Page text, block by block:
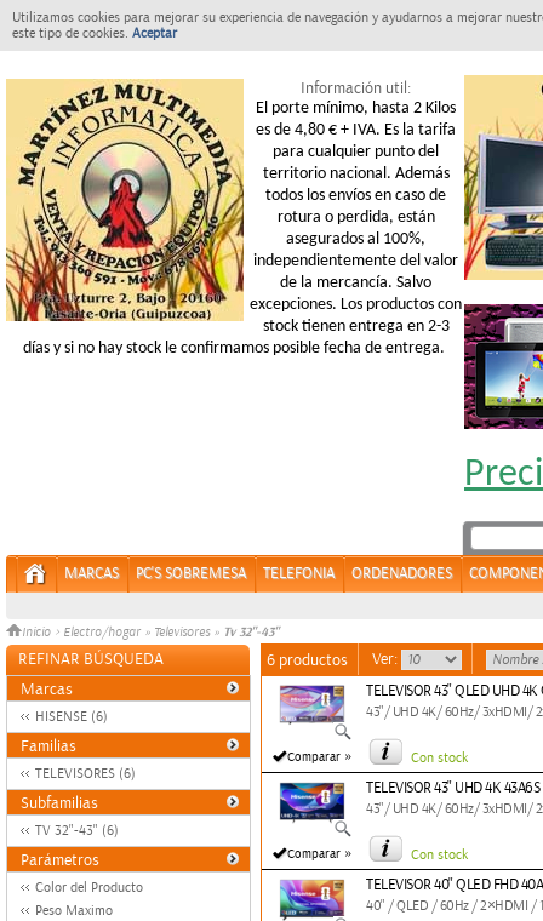
Utilizamos cookies para mejorar su experiencia de navegación y ayudarnos a mejorar
este tipo de cookies. Aceptar
Información util:
El porte mínimo, hasta 2 Kilos
es de 4,80 € + IVA. Es la tarifa
para cualquier punto del
territorio nacional. Además
todos los envíos en caso de
rotura o perdida, están
asegurados al 100%,
independientemente del valor
de la mercancía. Salvo
excepciones. Los productos con
stock tienen entrega en 2-3
días y si no hay stock le confirmamos posible fecha de entrega.
MARCAS PC'S SOBREMESA TELEFONIA ORDENADORES
Inicio > Electro/hogar » Televisores » Tv 32"-43"
REFINAR BÚSQUEDA
Marcas
HISENSE (6)
Familias
TELEVISORES (6)
Subfamilias
TV 32"-43" (6)
Parámetros
Color del Producto
Peso Maximo
6 productos Ver:
Comparar »
TELEVISOR 43" QLED UHD
43"/ UHD 4K/ 60Hz/ 3xHDMI/
Con stock
Comparar »
TELEVISOR 43" UHD 4K 43A6S
43"/ UHD 4K/ 60Hz/ 3xHDMI/
Con stock
TELEVISOR 40" QLED FHD
40" / QLED / 60Hz / 2×HDMI /